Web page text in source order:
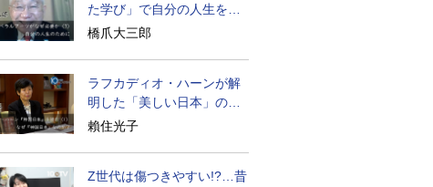
た学び」で自分の人生を膨
らませる
橋爪大三郎
ラフカディオ・ハーンが解
明した「美しい日本」の秘
密と未来
賴住光子
Z世代は傷つきやすい!?…昔